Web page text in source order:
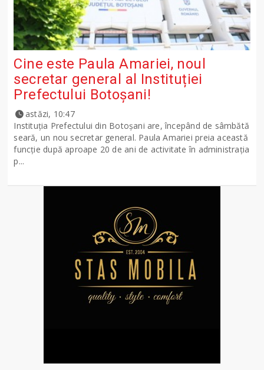
Cine este Paula Amariei, noul
secretar general al Instituției
Prefectului Botoșani!
astăzi, 10:47
Instituția Prefectului din Botoșani are, începând de sâmbătă
seară, un nou secretar general. Paula Amariei preia această
funcție după aproape 20 de ani de activitate în administrația
p...